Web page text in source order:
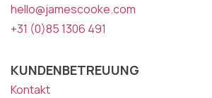
hello@jamescooke.com
+31 (0)85 1306 491
KUNDENBETREUUNG
Kontakt